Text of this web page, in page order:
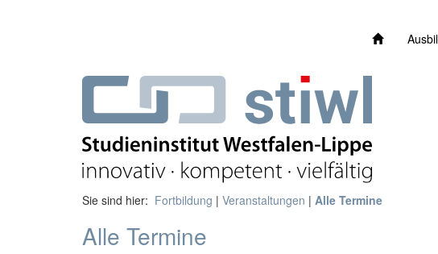
Sie sind hier: Fortbildung | Veranstaltungen | Alle Termine
Alle Termine